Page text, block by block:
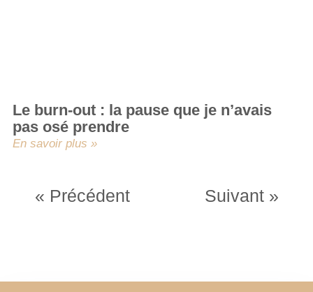
Le burn-out : la pause que je n’avais
pas osé prendre
En savoir plus »
« Précédent Suivant »